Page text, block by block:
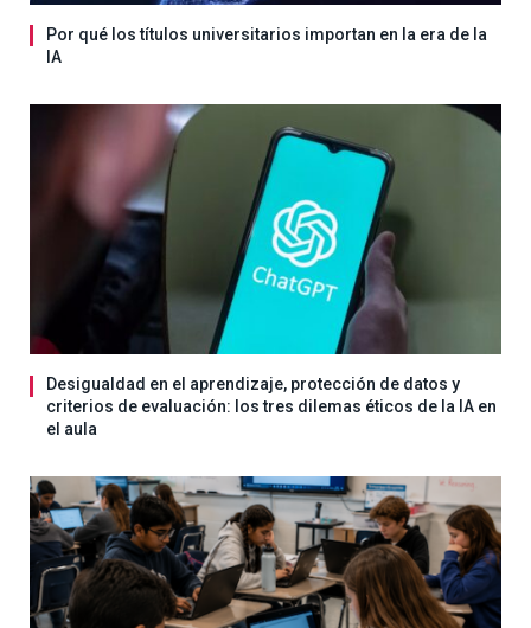
Por qué los títulos universitarios importan en la era de la
IA
Desigualdad en el aprendizaje, protección de datos y
criterios de evaluación: los tres dilemas éticos de la IA en
el aula